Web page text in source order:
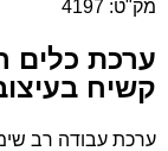
מק"ט: 4197
ערכת כלים
קשיח
ערכת עבודה רב